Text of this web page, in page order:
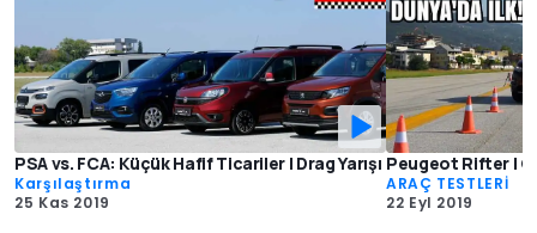
PSA vs. FCA: Küçük Hafif Ticariler | Drag Yarışı
Karşılaştırma
25 Kas 2019
Peugeot Rifter |
ARAÇ TESTLERİ
22 Eyl 2019